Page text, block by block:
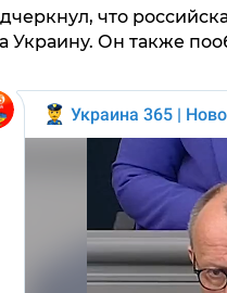
что
Украину. Он также